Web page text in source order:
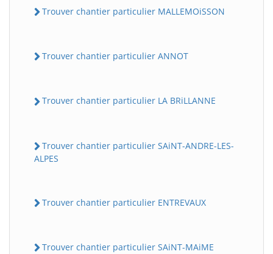
Trouver chantier particulier MALLEMOiSSON
Trouver chantier particulier ANNOT
Trouver chantier particulier LA BRiLLANNE
Trouver chantier particulier SAiNT-ANDRE-LES-
ALPES
Trouver chantier particulier ENTREVAUX
Trouver chantier particulier SAiNT-MAiME